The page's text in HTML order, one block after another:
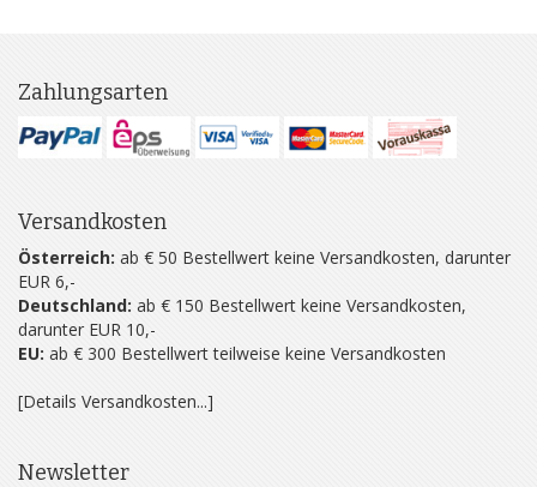
Zahlungsarten
Versandkosten
Österreich: ab € 50 Bestellwert keine Versandkosten, darunter
EUR 6,-
Deutschland: ab € 150 Bestellwert keine Versandkosten,
darunter EUR 10,-
EU: ab € 300 Bestellwert teilweise keine Versandkosten
[Details Versandkosten...]
Newsletter